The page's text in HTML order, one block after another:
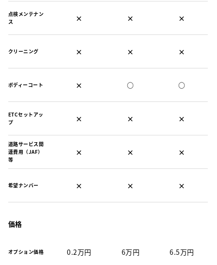
点検メンテナン
ス
× × ×
クリーニング × × ×
ボディーコート × ○ ○
ETCセットアッ
プ
× × ×
道路サービス関
連費用（JAF）
等
× × ×
希望ナンバー × × ×
価格
オプション価格 0.2万円 6万円 6.5万円